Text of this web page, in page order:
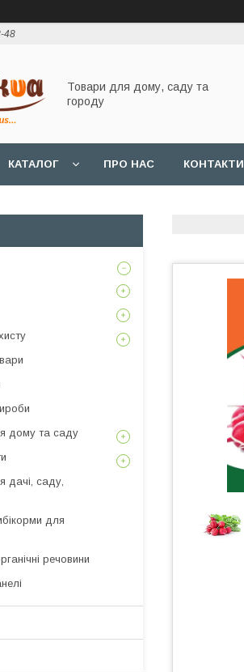
48
Товари для дому, саду та
городу
КАТАЛОГ ПРО НАС КОНТАКТИ
дому та саду
дачі, саду,
для
речовини